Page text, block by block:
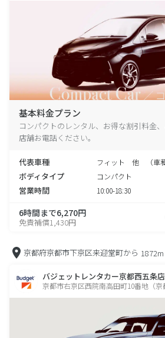
基本料金プラン
コンパクトのレンタル、お得な割引料金
店舗お電話ください。
代表車種 フィット 他 （車種
ボディタイプ コンパクト
営業時間 10:00-18:30
6時間まで6,270円
免責補償1,430円
京都府京都市下京区来迎堂町から 1872m
バジェットレンタカー京都西五条店
京都市右京区西院南高田町10番地（京